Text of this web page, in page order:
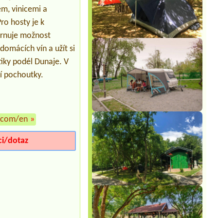
Termín od 2026-08-08 | Camp Zdovica
11
vinicemi a
hosty je k
možnost
vín a užít si
podél Dunaje. V
pochoutky.
en »
dotaz